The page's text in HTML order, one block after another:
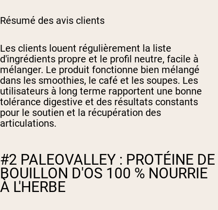
Résumé des avis clients
Les clients louent régulièrement la liste
d'ingrédients propre et le profil neutre, facile à
mélanger. Le produit fonctionne bien mélangé
dans les smoothies, le café et les soupes. Les
utilisateurs à long terme rapportent une bonne
tolérance digestive et des résultats constants
pour le soutien et la récupération des
articulations.
#2 PALEOVALLEY : PROTÉINE DE
BOUILLON D'OS 100 % NOURRIE
À L'HERBE